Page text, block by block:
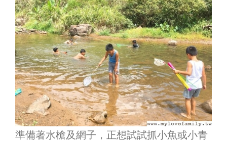
準備著水槍及網子，正想試試抓小魚或小青